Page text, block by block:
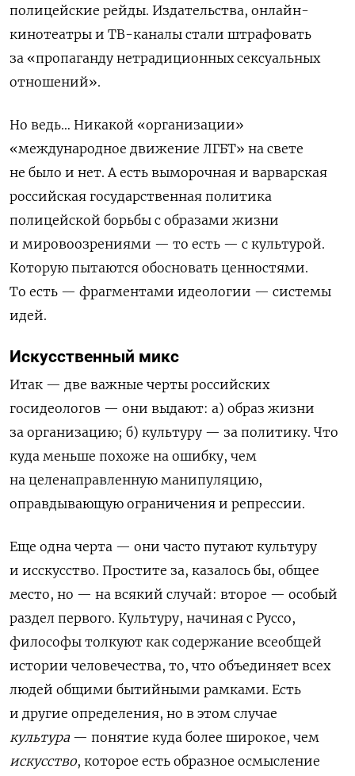
полицейские рейды. Издательства, онлайн-
кинотеатры и ТВ-каналы стали штрафовать
за «пропаганду нетрадиционных сексуальных
отношений».
Но ведь… Никакой «организации»
«международное движение ЛГБТ» на свете
не было и нет. А есть выморочная и варварская
российская государственная политика
полицейской борьбы с образами жизни
и мировоозрениями — то есть — с культурой.
Которую пытаются обосновать ценностями.
То есть — фрагментами идеологии — системы
идей.
Искусственный микс
Итак — две важные черты российских
госидеологов — они выдают: а) образ жизни
за организацию; б) культуру — за политику. Что
куда меньше похоже на ошибку, чем
на целенаправленную манипуляцию,
оправдывающую ограничения и репрессии.
Еще одна черта — они часто путают культуру
и исскусство. Простите за, казалось бы, общее
место, но — на всякий случай: второе — особый
раздел первого. Культуру, начиная с Руссо,
философы толкуют как содержание всеобщей
истории человечества, то, что объединяет всех
людей общими бытийными рамками. Есть
и другие определения, но в этом случае
культура— понятие куда более широкое, чем
искусство, которое есть образное осмысление